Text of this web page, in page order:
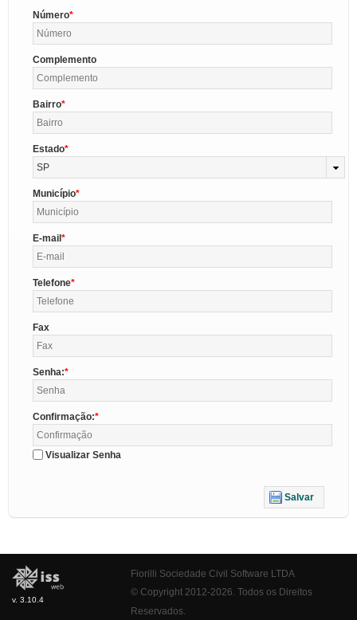
Número
Complemento
Bairro
Estado
SP
Município
E-mail
Telefone
Fax
Senha:
Confirmação:
Visualizar Senha
Salvar
v. 3.10.4
Fiorilli Sociedade Civil Software LTDA
© Copyright 2012-2026. Todos os Direitos
Reservados.